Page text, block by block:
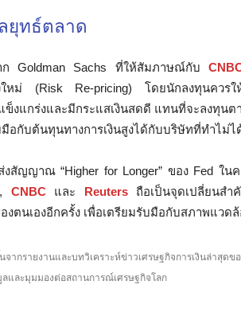
ยุทธ์ตลาด
ก Goldman Sachs ที่ให้สัมภาษณ์กับ
ใหม่ (Risk Re-pricing) โดยนักลงทุนควร
ข็งแกร่งและมีกระแสเงินสดดี แทนที่จะลงทุน
อกับต้นทุนทางการเงินสูงได้กับบริษัทที่ทำไม่ไ
สัญญาณ “Higher for Longer” ของ Fed ใน
, CNBCและ Reutersถือเป็นจุดเปลี่ยนสำ
งตนเองอีกครั้ง เพื่อเตรียมรับมือกับสภาพแวด
จากรายงานและบทวิเคราะห์ข่าวเศรษฐกิจการเงินล่าสุ
ลและมุมมองต่อสถานการณ์เศรษฐกิจโลก